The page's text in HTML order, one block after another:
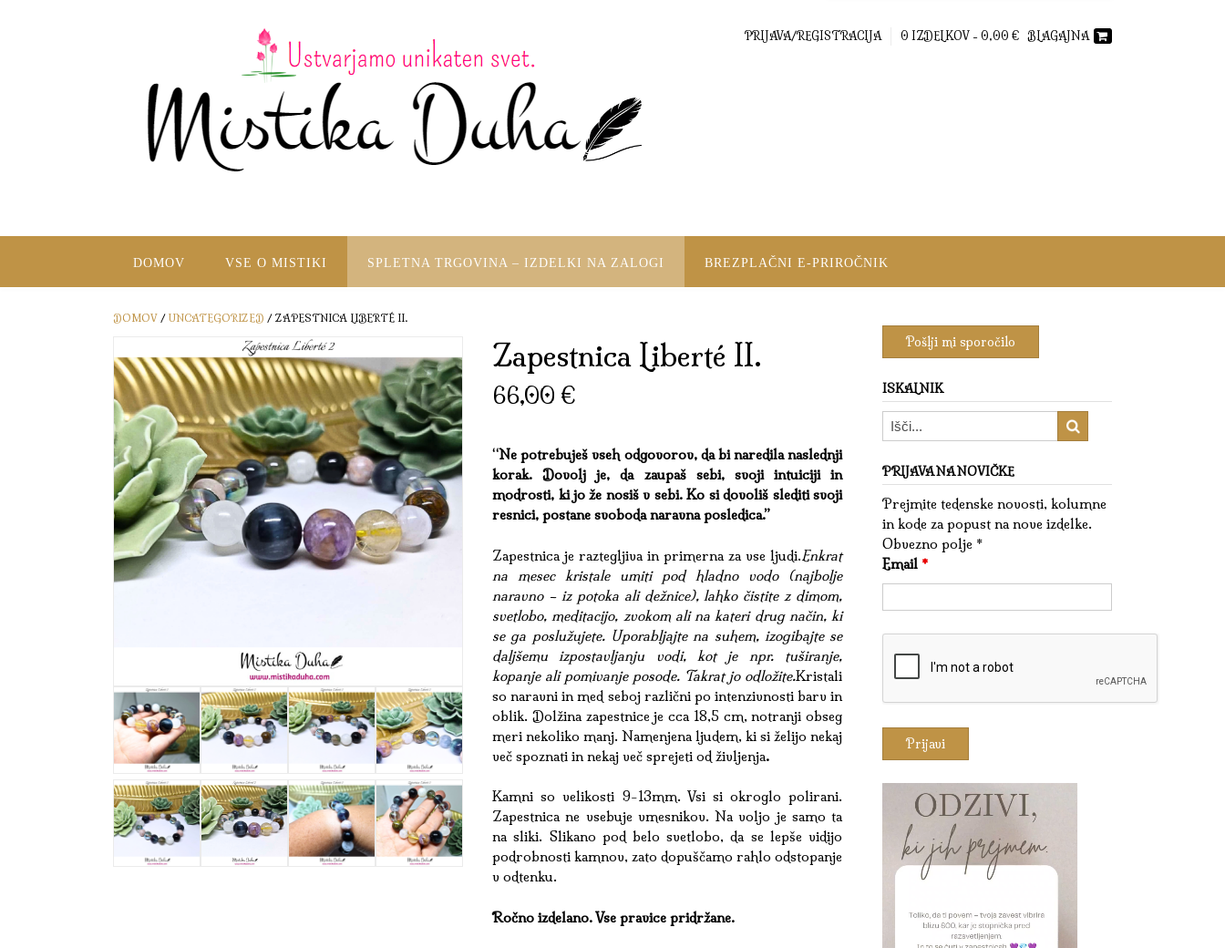
PRIJAVA/REGISTRACIJA 0 IZDELKOV - 0,00 € BLAGAJNA
DOMOV VSE O MISTIKI SPLETNA TRGOVINA – IZDELKI NA ZALOGI BREZPLAČNI E-PRIROČNIK
DOMOV / UNCATEGORIZED / ZAPESTNICA LIBERTÉ II.
Zapestnica Liberté II.
66,00 €
“Ne potrebuješ vseh odgovorov, da bi naredila naslednji
korak. Dovolj je, da zaupaš sebi, svoji intuiciji in
modrosti, ki jo že nosiš v sebi. Ko si dovoliš slediti svoji
resnici, postane svoboda naravna posledica.”
Zapestnica je raztegljiva in primerna za vse ljudi.Enkrat
na mesec kristale umiti pod hladno vodo (najbolje
naravno – iz potoka ali dežnice), lahko čistite z dimom,
svetlobo, meditacijo, zvokom ali na kateri drug način, ki
se ga poslužujete. Uporabljajte na suhem, izogibajte se
daljšemu izpostavljanju vodi, kot je npr. tuširanje,
kopanje ali pomivanje posode. Takrat jo odložite.Kristali
so naravni in med seboj različni po intenzivnosti barv in
oblik. Dolžina zapestnice je cca 18,5 cm, notranji obseg
meri nekoliko manj. Namenjena ljudem, ki si želijo nekaj
več spoznati in nekaj več sprejeti od življenja.
Kamni so velikosti 9-13mm. Vsi si okroglo polirani.
Zapestnica ne vsebuje vmesnikov. Na voljo je samo ta
na sliki. Slikano pod belo svetlobo, da se lepše vidijo
podrobnosti kamnov, zato dopuščamo rahlo odstopanje
v odtenku.
Ročno izdelano. Vse pravice pridržane.
ISKALNIK
PRIJAVA NA NOVIČKE
Prejmite tedenske novosti, kolumne
in kode za popust na nove izdelke.
Obvezno polje *
Email *